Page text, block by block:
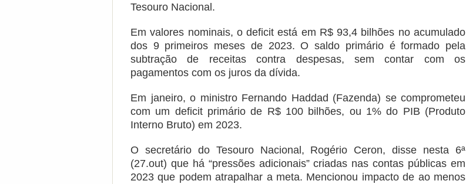
Tesouro Nacional.
Em valores nominais, o deficit está em R$ 93,4 bilhões no acumulado
dos 9 primeiros meses de 2023. O saldo primário é formado pela
subtração de receitas contra despesas, sem contar com os
pagamentos com os juros da dívida.
Em janeiro, o ministro Fernando Haddad (Fazenda) se comprometeu
com um deficit primário de R$ 100 bilhões, ou 1% do PIB (Produto
Interno Bruto) em 2023.
O secretário do Tesouro Nacional, Rogério Ceron, disse nesta 6ª
(27.out) que há “pressões adicionais” criadas nas contas públicas em
2023 que podem atrapalhar a meta. Mencionou impacto de ao menos